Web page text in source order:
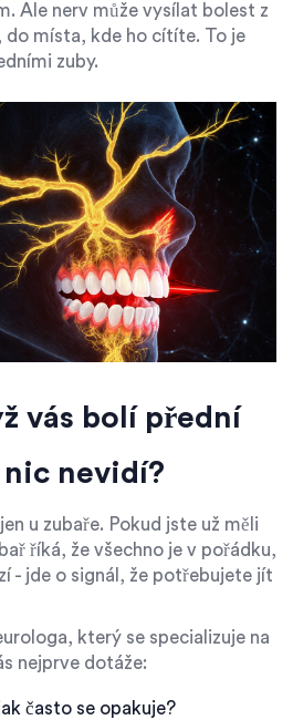
Ale nerv může vysílat bolest z
do místa, kde ho cítíte. To je
zuby.
vás bolí přední
nic nevidí?
u zubaře. Pokud jste už měli
říká, že všechno je v pořádku,
- jde o signál, že potřebujete jít
který se specializuje na
nejprve dotáže:
často se opakuje?